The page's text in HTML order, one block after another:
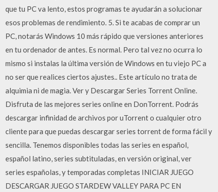
que tu PC va lento, estos programas te ayudarán a solucionar
esos problemas de rendimiento. 5. Si te acabas de comprar un
PC, notarás Windows 10 más rápido que versiones anteriores
en tu ordenador de antes. Es normal. Pero tal vez no ocurra lo
mismo si instalas la última versión de Windows en tu viejo PC a
no ser que realices ciertos ajustes.. Este artículo no trata de
alquimia ni de magia. Ver y Descargar Series Torrent Online.
Disfruta de las mejores series online en DonTorrent. Podrás
descargar infinidad de archivos por uTorrent o cualquier otro
cliente para que puedas descargar series torrent de forma fácil y
sencilla. Tenemos disponibles todas las series en español,
español latino, series subtituladas, en versión original, ver
series españolas, y temporadas completas INICIAR JUEGO
DESCARGAR JUEGO STARDEW VALLEY PARA PC EN